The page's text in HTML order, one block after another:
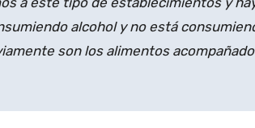
alcohol y no está
son los alimentos acompañado